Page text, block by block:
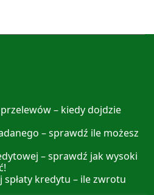
– kiedy dojdzie
– sprawdź ile możesz
– sprawdź jak wysoki
kredytu – ile zwrotu